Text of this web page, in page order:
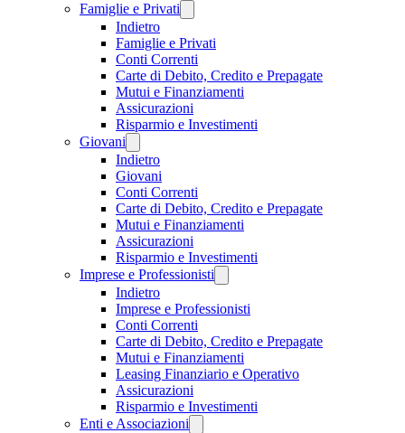
Famiglie e Privati
Indietro
Famiglie e Privati
Conti Correnti
Carte di Debito, Credito e Prepagate
Mutui e Finanziamenti
Assicurazioni
Risparmio e Investimenti
Giovani
Indietro
Giovani
Conti Correnti
Carte di Debito, Credito e Prepagate
Mutui e Finanziamenti
Assicurazioni
Risparmio e Investimenti
Imprese e Professionisti
Indietro
Imprese e Professionisti
Conti Correnti
Carte di Debito, Credito e Prepagate
Mutui e Finanziamenti
Leasing Finanziario e Operativo
Assicurazioni
Risparmio e Investimenti
Enti e Associazioni